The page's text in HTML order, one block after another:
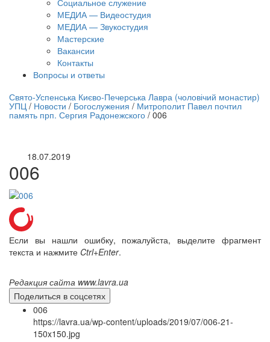
Социальное служение
МЕДИА — Видеостудия
МЕДИА — Звукостудия
Мастерские
Вакансии
Контакты
Вопросы и ответы
трансляция | 12 сентября
трансляции
Свято-Успенська Києво-Печерська Лавра (чоловічий монастир)
УПЦ / Новости / Богослужения / Митрополит Павел почтил
память прп. Сергия Радонежского / 006
18.07.2019
006
Если вы нашли ошибку, пожалуйста, выделите фрагмент
текста и нажмите Ctrl+Enter.
Редакция сайта www.lavra.ua
Поделиться в соцсетях
006
https://lavra.ua/wp-content/uploads/2019/07/006-21-
150x150.jpg